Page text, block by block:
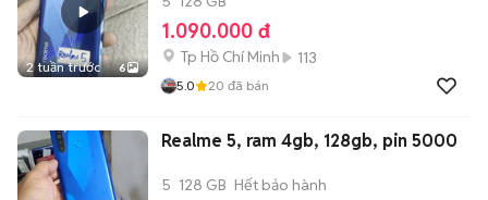
2 tuần trước 6
1.090.000 đ
Tp Hồ Chí Minh 113
5.0 20 đã bán
Realme 5, ram 4gb, 128gb, pin 5000
5 128 GB Hết bảo hành